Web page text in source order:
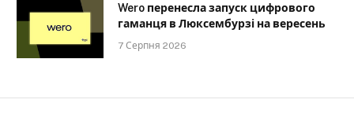
Wero перенесла запуск цифрового
гаманця в Люксембурзі на вересень
7 Серпня 2026